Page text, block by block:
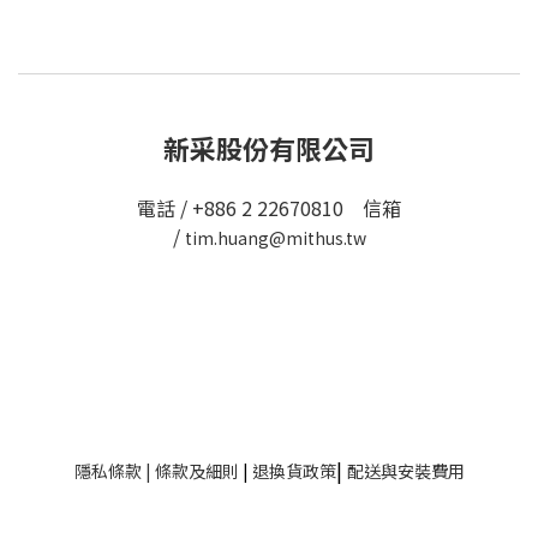
新采股份有限公司
電話 / +886 2 22670810 信箱
/ tim.huang@mithus.tw
隱私條款| 條款及細則 | 退換貨政策| 配送與安裝費用